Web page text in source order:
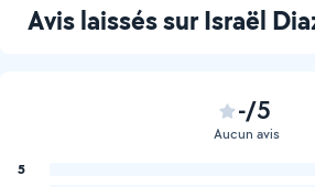
Avis laissés sur Israël
-/5
Aucun avis
5